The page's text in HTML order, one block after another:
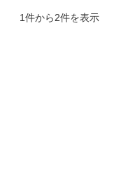
1件から2件を表